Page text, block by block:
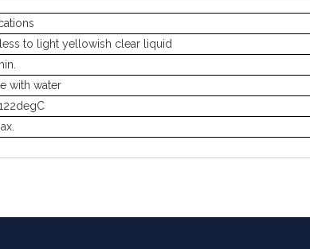
to light yellowish clear liquid
with water
degC